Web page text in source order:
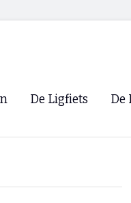
2026
De Ligfiets De